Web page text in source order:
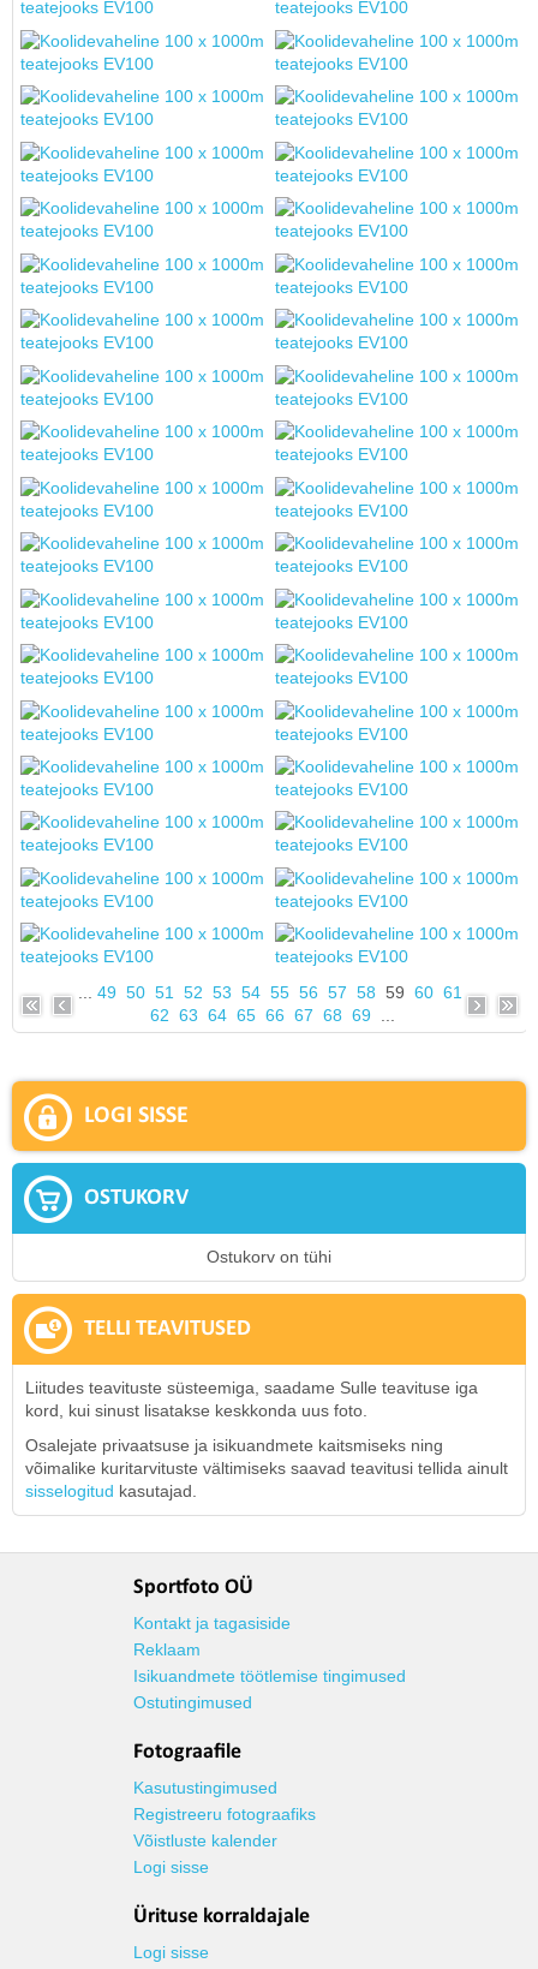
49 50 51 52 53 54 55 56 57 58 59 60 61
62 63 64 65 66 67 68 69
LOGI SISSE
OSTUKORV
Ostukorv on tühi
TELLI TEAVITUSED
Liitudes teavituste süsteemiga, saadame Sulle teavituse iga
kord, kui sinust lisatakse keskkonda uus foto.
Osalejate privaatsuse ja isikuandmete kaitsmiseks ning
võimalike kuritarvituste vältimiseks saavad teavitusi tellida ainult
sisselogitud kasutajad.
Sportfoto OÜ
Kontakt ja tagasiside
Reklaam
Isikuandmete töötlemise tingimused
Ostutingimused
Fotograafile
Kasutustingimused
Registreeru fotograafiks
Võistluste kalender
Logi sisse
Ürituse korraldajale
Logi sisse